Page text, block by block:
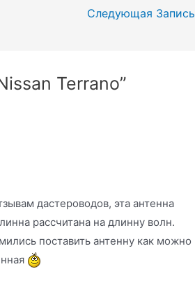
Следующая Запись
Terrano”
дастероводов, эта антенна
рассчитана на длинну волн.
поставить антенну как можно